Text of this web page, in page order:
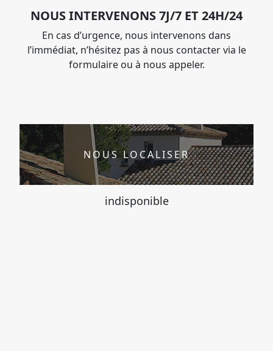
NOUS INTERVENONS 7J/7 ET 24H/24
En cas d’urgence, nous intervenons dans
l’immédiat, n’hésitez pas à nous contacter via le
formulaire ou à nous appeler.
NOUS LOCALISER
indisponible